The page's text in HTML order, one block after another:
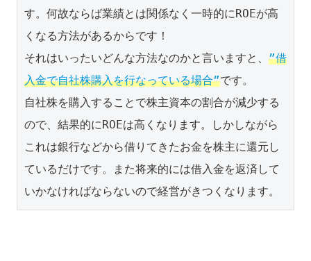
す。何故ならば業績とは関係なく一時的にROEが高
くなる方法があるからです！
それはいったいどんな方法なのかと言いますと、 ”借
入金で自社株購入を行なっている場合”です。
自社株を購入することで株主資本の割合が減少する
ので、結果的にROEは高くなります。しかしながら
これは銀行などから借りてきたお金を株主に還元し
ているだけです。また将来的には借入金を返済して
いかなければならないので経営がきつくなります。